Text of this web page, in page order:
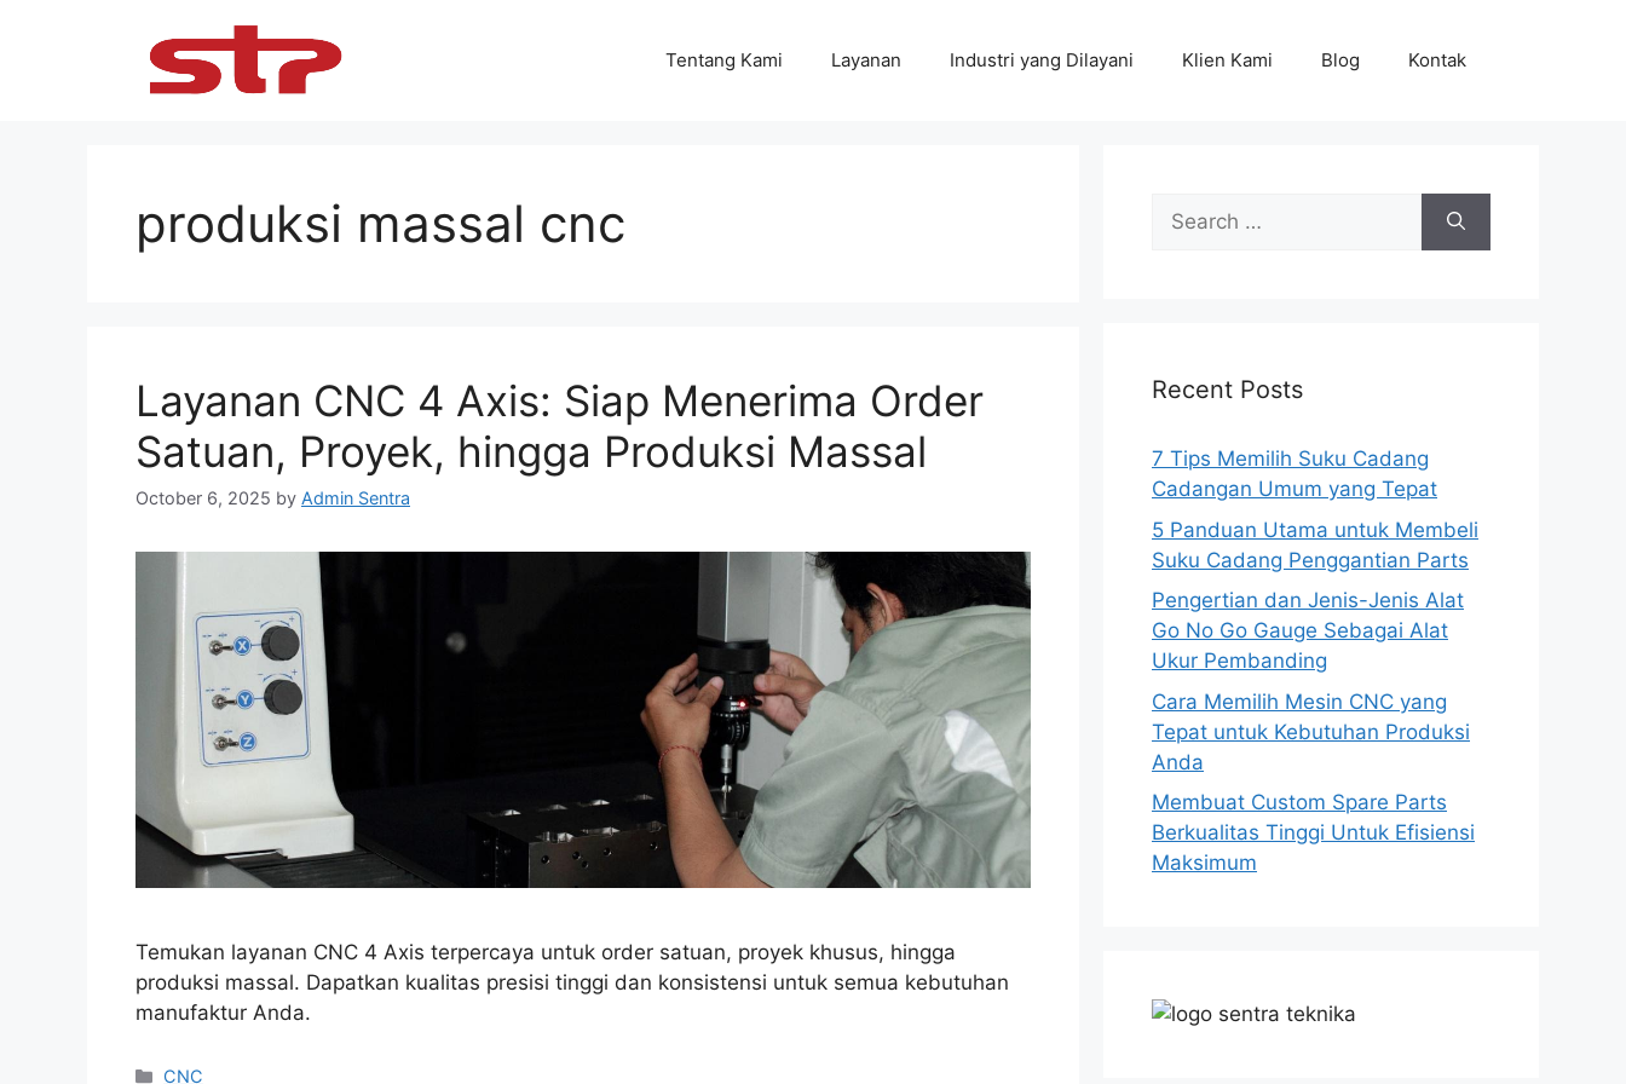
Tentang Kami Layanan Industri yang Dilayani Klien Kami Blog Kontak
produksi massal cnc
Layanan CNC 4 Axis: Siap Menerima Order
Satuan, Proyek, hingga Produksi Massal
October 6, 2025 by Admin Sentra
Temukan layanan CNC 4 Axis terpercaya untuk order satuan, proyek khusus, hingga
produksi massal. Dapatkan kualitas presisi tinggi dan konsistensi untuk semua kebutuhan
manufaktur Anda.
Categories
CNC
Search
for:
Recent Posts
7 Tips Memilih Suku Cadang
Cadangan Umum yang Tepat
5 Panduan Utama untuk Membeli
Suku Cadang Penggantian Parts
Pengertian dan Jenis-Jenis Alat
Go No Go Gauge Sebagai Alat
Ukur Pembanding
Cara Memilih Mesin CNC yang
Tepat untuk Kebutuhan Produksi
Anda
Membuat Custom Spare Parts
Berkualitas Tinggi Untuk Efisiensi
Maksimum